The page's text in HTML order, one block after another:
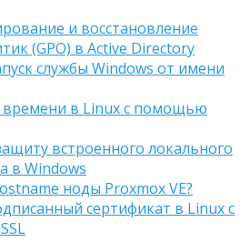
и восстановление
(GPO) в Active Directory
службы Windows от имени
времени в Linux с помощью
встроенного локального
в Windows
ноды Proxmox VE?
сертификат в Linux с